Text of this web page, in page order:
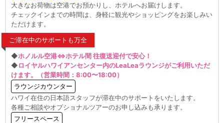
大きなお荷物は空港でお預かりし、ホテルへお届けします。
チェックインまでの時間は、身軽に観光やショッピングをお楽しみい
ただけます。
ご滞在中のサポートも万全
◆ホノルル空港⇔ホテル間 往復送迎付で安心！
◆ロイヤルハワイアンセンター内のLeaLeaラウンジがご利用いただ
けます。（営業時間：8:00〜18:00）
ラウンジカウンター
ハワイ在住の日本語スタッフが滞在中のサポートをいたします。
各種ご相談やオプショナルツアーのお申し込みも承ります。
フリースペース